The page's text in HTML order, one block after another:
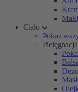
Ciało
Pokaż
Pielęgnacja